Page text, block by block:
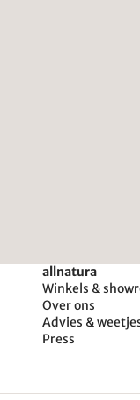
allnatura
Winkels &
Over ons
Advies &
Press